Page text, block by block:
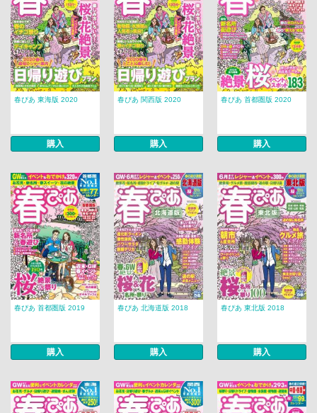
春ぴあ 東海版 2020
購入
春ぴあ 関西版 2020
購入
春ぴあ 首都圏版 2020
購入
春ぴあ 首都圏版 2019
購入
春ぴあ 北海道版 2018
購入
春ぴあ 東北版 2018
購入